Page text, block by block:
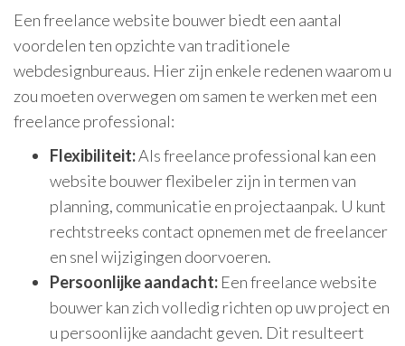
Een freelance website bouwer biedt een aantal
voordelen ten opzichte van traditionele
webdesignbureaus. Hier zijn enkele redenen waarom u
zou moeten overwegen om samen te werken met een
freelance professional:
Flexibiliteit:Als freelance professional kan een
website bouwer flexibeler zijn in termen van
planning, communicatie en projectaanpak. U kunt
rechtstreeks contact opnemen met de freelancer
en snel wijzigingen doorvoeren.
Persoonlijke aandacht: Een freelance website
bouwer kan zich volledig richten op uw project en
u persoonlijke aandacht geven. Dit resulteert